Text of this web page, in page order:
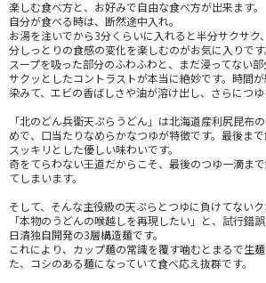
楽しむ食べ方と、お好みで自由な食べ方が出来ます。
自分が食べる時は、断然途中入れ。
お湯を注いでから3分くらいに入れると半分サクサク
分しっとりの食感の変化を楽しむのがお気に入りです
スープを吸った部分のふわふわと、まだ浸ってない部
サクッとしたコントラストが本当に絶妙です。時間
染みて、エビの香ばしさや油が溶け出し、さらにつゆ
「北のどん兵衛天ぷらうどん」は北海道産利尻昆布
めで、口当たりなめらかなつゆが特徴です。最後まで
スッキリとした優しい味わいです。
奇をてらわない王道だからこそ、最後のつゆ一滴ま
てしまいます。
そして、そんな主役級の天ぷらとつゆに負けてないク
「本物のうどんの喉越しを再現したい」と、試行錯
日清独自開発の3層構造麺です。
これにより、カップ麺の常識を覆す噛むとまるで生
た、コシのある麺になっていて食べ応え抜群です。